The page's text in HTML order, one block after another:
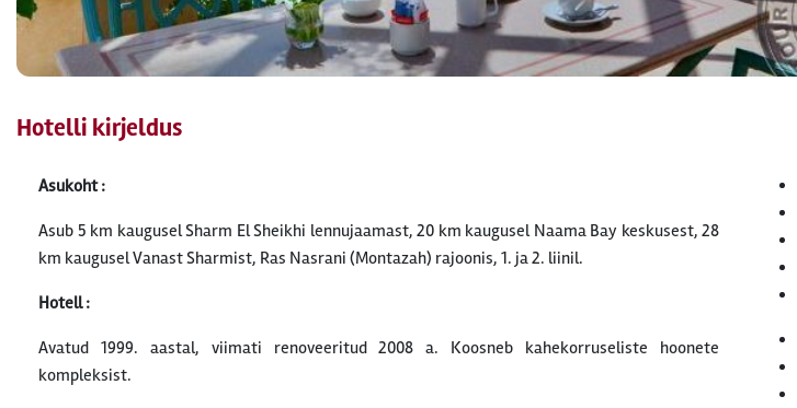
Hotelli kirjeldus
Asukoht :
Asub 5 km kaugusel Sharm El Sheikhi lennujaamast, 20 km kaugusel Naama Bay keskusest, 28
km kaugusel Vanast Sharmist, Ras Nasrani (Montazah) rajoonis, 1. ja 2. liinil.
Hotell :
Avatud 1999. aastal, viimati renoveeritud 2008 a. Koosneb kahekorruseliste hoonete
kompleksist.